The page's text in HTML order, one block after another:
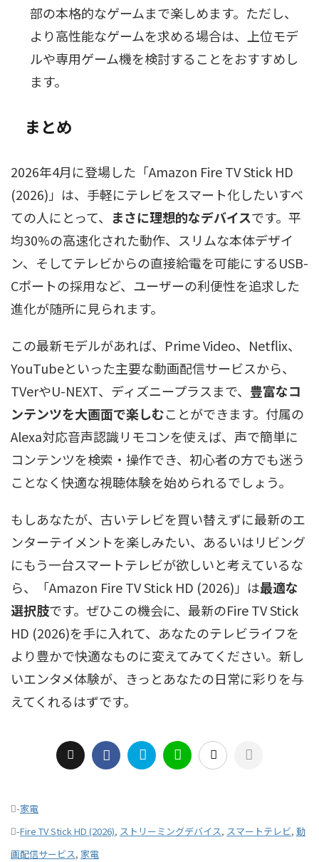
部の本格的なゲームまで楽しめます。ただし、
より高性能なゲームを求める場合は、上位モデ
ルや専用ゲーム機を検討することをおすすめし
ます。
まとめ
2026年4月に登場した「Amazon Fire TV Stick HD
(2026)」は、手軽にテレビをスマート化したいすべ
ての人にとって、 まさに理想的なデバイスです。平
均30%の高速化された動作、スリムな本体デザイ
ン、そしてテレビからの直接給電を可能にするUSB-
Cポートの採用など、ユーザーの利便性を追求した
進化が随所に見られます。
この最新モデルがあれば、Prime Video、Netflix、
YouTubeといった主要な動画配信サービスから、
TVerやU-NEXT、ディズニープラスまで、 豊富なコ
ンテンツを大画面で楽しむことができます。付属の
Alexa対応音声認識リモコンを使えば、声で簡単に
コンテンツを検索・操作でき、初心者の方でも迷う
ことなく快適な視聴体験を始められるでしょう。
もしあなたが、古いテレビを買い替えずに最新のエ
ンターテイメントを楽しみたい、あるいはリビング
にもう一台スマートテレビが欲しいと考えているな
ら、「Amazon Fire TV Stick HD (2026)」は最適な
選択肢です。ぜひこの機会に、最新のFire TV Stick
HD (2026)を手に入れて、あなたのテレビライフを
より豊かで快適なものに変えてみてください。新し
いエンタメ体験が、きっとあなたの日常に彩りを与
えてくれるはずです。
-家電
-Fire TV Stick HD (2026), ストリーミングデバイス, スマートテレビ, 動
画配信サービス, 家電